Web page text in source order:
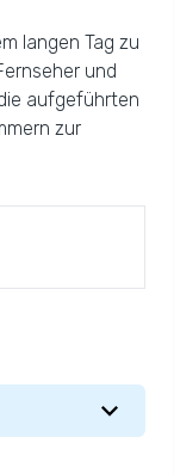
langen Tag zu
und
aufgeführten
zur